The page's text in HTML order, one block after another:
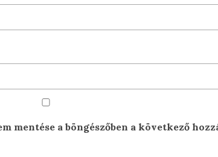
mentése a böngészőben a következő